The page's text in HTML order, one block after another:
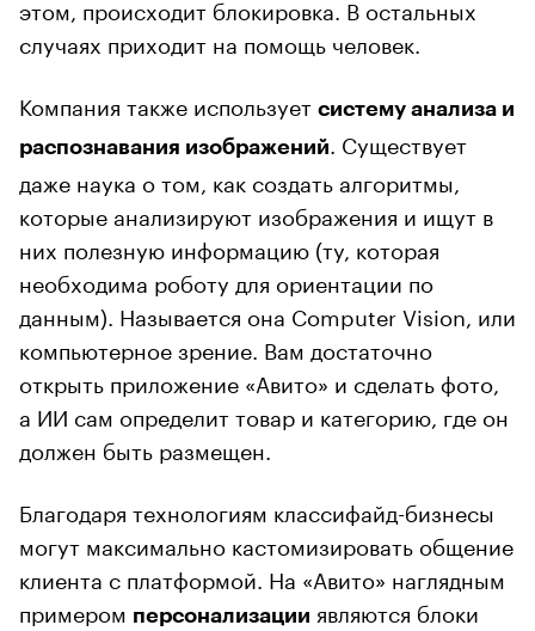
этом, происходит блокировка. В остальных
случаях приходит на помощь человек.
Компания также использует систему анализа и
распознавания изображений
. Существует
даже наука о том, как создать алгоритмы,
которые анализируют изображения и ищут в
них полезную информацию (ту, которая
необходима роботу для ориентации по
данным). Называется она Computer Vision, или
компьютерное зрение. Вам достаточно
открыть приложение «Авито» и сделать фото,
а ИИ сам определит товар и категорию, где он
должен быть размещен.
Благодаря технологиям классифайд-бизнесы
могут максимально кастомизировать общение
клиента с платформой. На «Авито» наглядным
примером персонализации являются блоки